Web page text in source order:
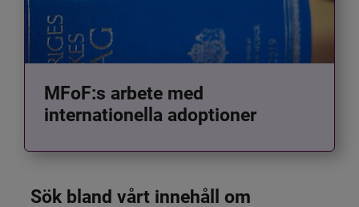
MFoF:s arbete med
internationella adoptioner
Sök bland vårt innehåll om